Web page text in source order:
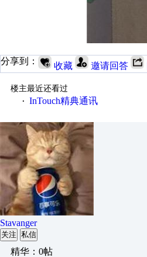
分享到： 收藏 邀请回答
楼主最近还看过
· InTouch精典通讯
Stavanger
关注 私信
精华：0帖